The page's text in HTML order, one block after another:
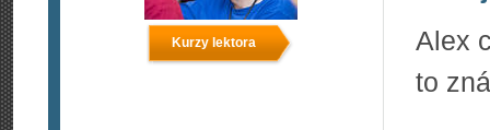
Kurzy lektora
Alex
to